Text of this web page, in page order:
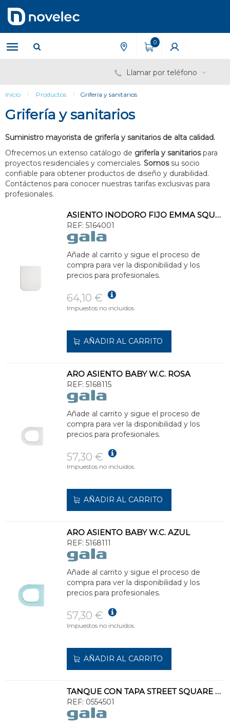
contenido
menú
de
navegación
0
Llamar por teléfono
Inicio Productos Grifería y sanitarios
Grifería y sanitarios
Suministro mayorista de grifería y sanitarios de alta calidad.
Ofrecemos un extenso catálogo de grifería y sanitariospara
proyectos residenciales y comerciales. Somos su socio
confiable para obtener productos de diseño y durabilidad.
Contáctenos para conocer nuestras tarifas exclusivas para
profesionales.
ASIENTO INODORO FIJO EMMA SQUARE
REF: 5164001
Añade al carrito y sigue el proceso de
compra para ver la disponibilidad y los
precios para profesionales.
64,10 €
Impuestos no incluidos.
AÑADIR AL CARRITO
ARO ASIENTO BABY W.C. ROSA
REF: 5168115
Añade al carrito y sigue el proceso de
compra para ver la disponibilidad y los
precios para profesionales.
57,30 €
Impuestos no incluidos.
AÑADIR AL CARRITO
ARO ASIENTO BABY W.C. AZUL
REF: 5168111
Añade al carrito y sigue el proceso de
compra para ver la disponibilidad y los
precios para profesionales.
57,30 €
Impuestos no incluidos.
AÑADIR AL CARRITO
TANQUE CON TAPA STREET SQUARE LATERAL 3/4,5l BLANCO
REF: 0554501